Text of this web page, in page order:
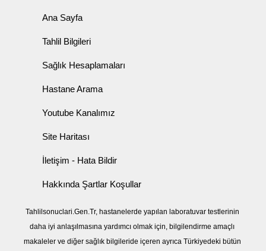
Ana Sayfa
Tahlil Bilgileri
Sağlık Hesaplamaları
Hastane Arama
Youtube Kanalımız
Site Haritası
İletişim - Hata Bildir
Hakkında Şartlar Koşullar
Tahlilsonuclari.Gen.Tr, hastanelerde yapılan laboratuvar testlerinin
daha iyi anlaşılmasına yardımcı olmak için, bilgilendirme amaçlı
makaleler ve diğer sağlık bilgileride içeren ayrıca Türkiyedeki bütün